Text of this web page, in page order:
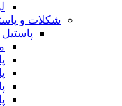
شکلات و
پاستیل